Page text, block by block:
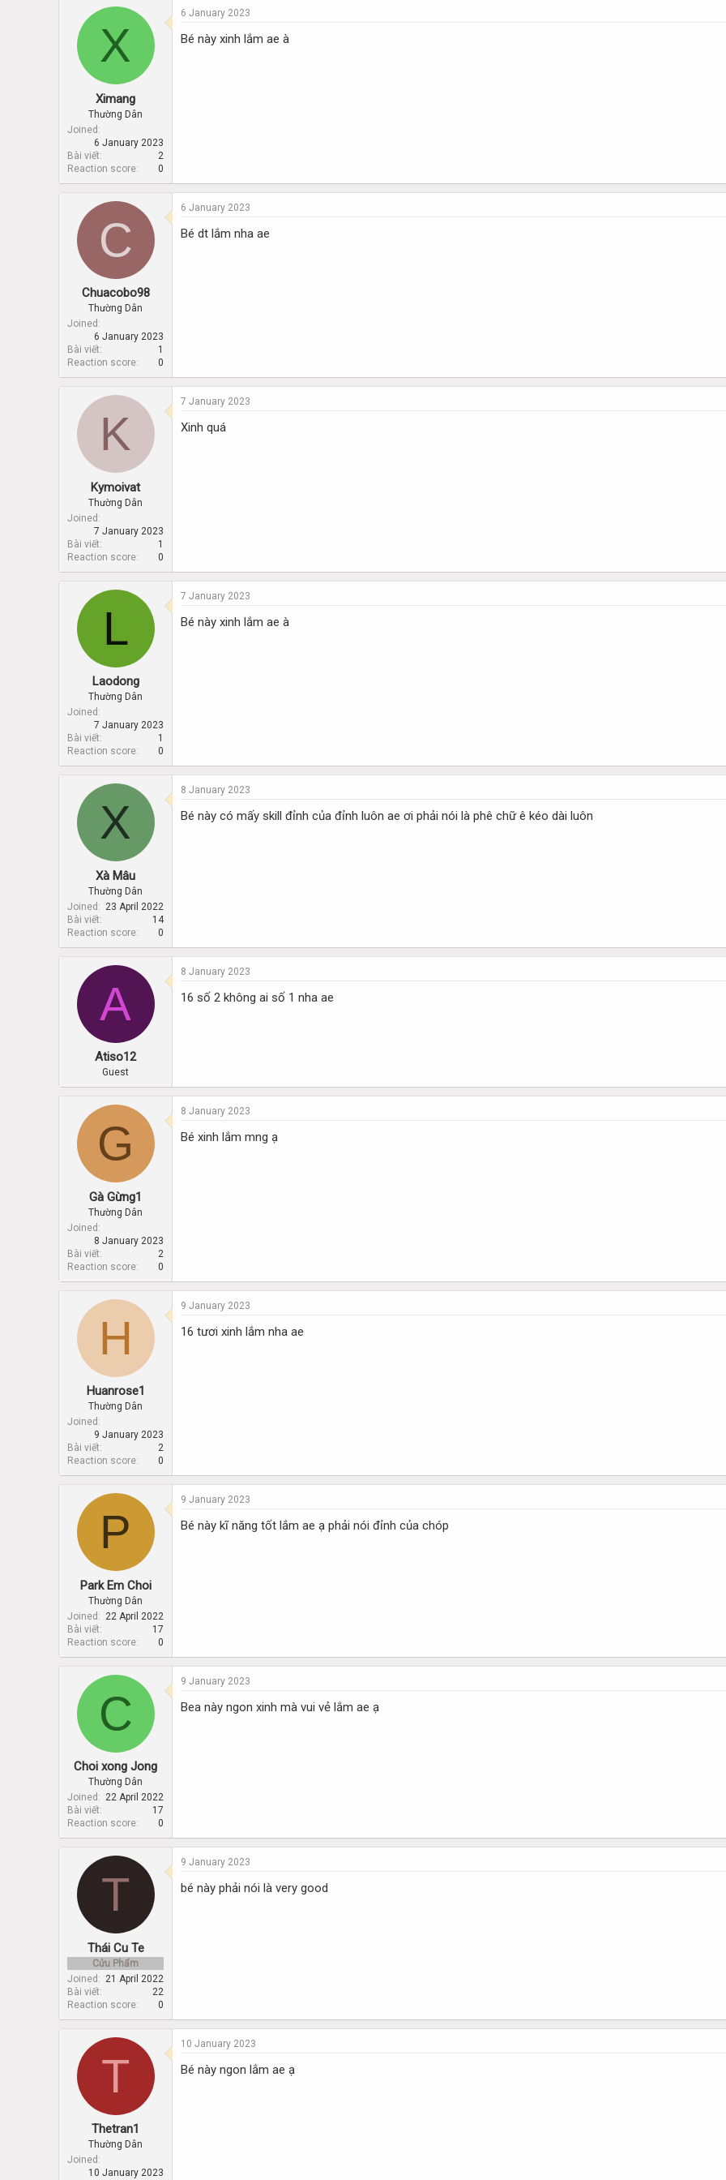
X
Ximang
Thường Dân
Joined
6 January 2023
Bài viết
2
Reaction score
0
6 January 2023
Bé này xinh lắm ae à
C
Chuacobo98
Thường Dân
Joined
6 January 2023
Bài viết
1
Reaction score
0
6 January 2023
Bé dt lắm nha ae
K
Kymoivat
Thường Dân
Joined
7 January 2023
Bài viết
1
Reaction score
0
7 January 2023
Xinh quá
L
Laodong
Thường Dân
Joined
7 January 2023
Bài viết
1
Reaction score
0
7 January 2023
Bé này xinh lắm ae à
X
Xà Mâu
Thường Dân
Joined
23 April 2022
Bài viết
14
Reaction score
0
8 January 2023
Bé này có mấy skill đỉnh của đỉnh luôn ae ơi phải nói là phê chữ ê kéo dài luôn
A
Atiso12
Guest
8 January 2023
16 số 2 không ai số 1 nha ae
G
Gà Gừng1
Thường Dân
Joined
8 January 2023
Bài viết
2
Reaction score
0
8 January 2023
Bé xinh lắm mng ạ
H
Huanrose1
Thường Dân
Joined
9 January 2023
Bài viết
2
Reaction score
0
9 January 2023
16 tươi xinh lắm nha ae
P
Park Em Choi
Thường Dân
Joined
22 April 2022
Bài viết
17
Reaction score
0
9 January 2023
Bé này kĩ năng tốt lắm ae ạ phải nói đỉnh của chóp
C
Choi xong Jong
Thường Dân
Joined
22 April 2022
Bài viết
17
Reaction score
0
9 January 2023
Bea này ngon xinh mà vui vẻ lắm ae ạ
T
Thái Cu Te
Cửu Phẩm
Joined
21 April 2022
Bài viết
22
Reaction score
0
9 January 2023
bé này phải nói là very good
T
Thetran1
Thường Dân
Joined
10 January 2023
10 January 2023
Bé này ngon lắm ae ạ